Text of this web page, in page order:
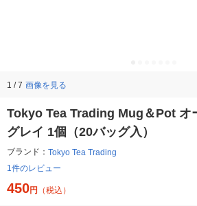
1 / 7 画像を見る
Tokyo Tea Trading Mug＆Pot オ
グレイ 1個（20バッグ入）
ブランド： Tokyo Tea Trading
1件のレビュー
450円 （税込）